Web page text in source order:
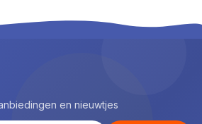
en nieuwtjes